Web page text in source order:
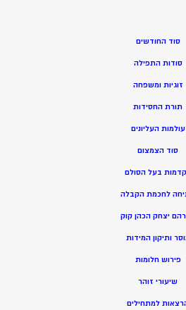
סוד החודשים
סודות התפילה
זוגיות ומשפחה
תורת החסידות
עולמות העליונים
סוד הצמצום
בעל הסולם
לחכמת הקבלה
יצחק הכהן קוק
ותיקון המידות
פירוש חלומות
שיעורי זוהר
למתחילים